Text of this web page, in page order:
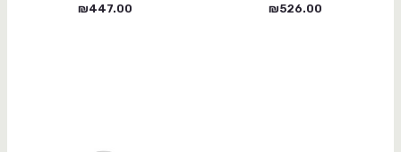
₪526.00
₪447.00